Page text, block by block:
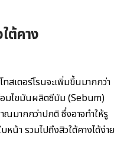
ต้คาง
สเตอร์โรนจะเพิ่มขึ้นมากกว่า
มไขมันผลิตซีบัม (Sebum)
มากกว่าปกติ ซึ่งอาจทำให้รู
น้า รวมไปถึงสิวใต้คางได้ง่าย